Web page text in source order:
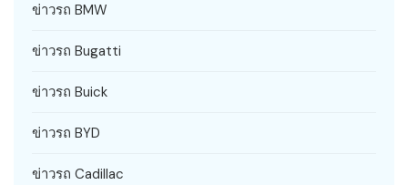
ข่าวรถ BMW
ข่าวรถ Bugatti
ข่าวรถ Buick
ข่าวรถ BYD
ข่าวรถ Cadillac